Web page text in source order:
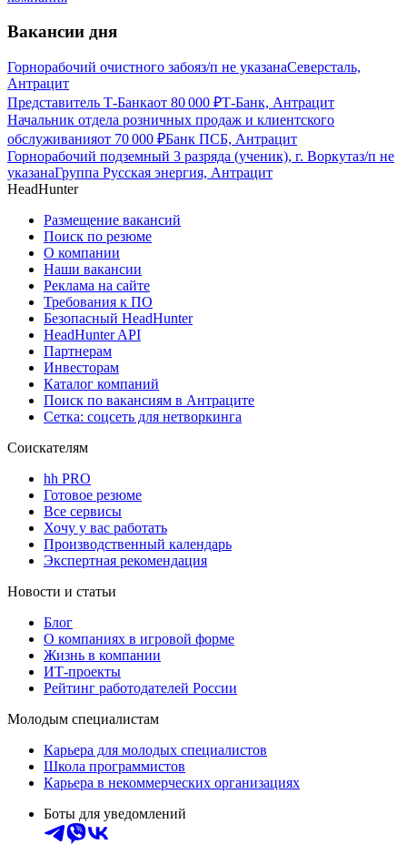
Вакансии дня
Горнорабочий очистного забояз/п не указанаСеверсталь,
Антрацит
Представитель Т-Банкаот 80 000 ₽Т-Банк, Антрацит
Начальник отдела розничных продаж и клиентского
обслуживанияот 70 000 ₽Банк ПСБ, Антрацит
Горнорабочий подземный 3 разряда (ученик), г. Воркутаз/п не
указанаГруппа Русская энергия, Антрацит
HeadHunter
Размещение вакансий
Поиск по резюме
О компании
Наши вакансии
Реклама на сайте
Требования к ПО
Безопасный HeadHunter
HeadHunter API
Партнерам
Инвесторам
Каталог компаний
Поиск по вакансиям в Антраците
Сетка: соцсеть для нетворкинга
Соискателям
hh PRO
Готовое резюме
Все сервисы
Хочу у вас работать
Производственный календарь
Экспертная рекомендация
Новости и статьи
Блог
О компаниях в игровой форме
Жизнь в компании
ИТ-проекты
Рейтинг работодателей России
Молодым специалистам
Карьера для молодых специалистов
Школа программистов
Карьера в некоммерческих организациях
Боты для уведомлений